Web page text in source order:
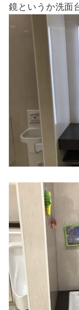
鏡というか洗面